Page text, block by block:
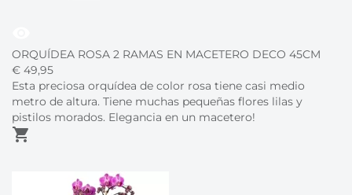
ORQUÍDEA ROSA 2 RAMAS EN MACETERO DECO 45CM
€ 49,95
Esta preciosa orquídea de color rosa tiene casi medio
metro de altura. Tiene muchas pequeñas flores lilas y
pistilos morados. Elegancia en un macetero!
shopping_cart